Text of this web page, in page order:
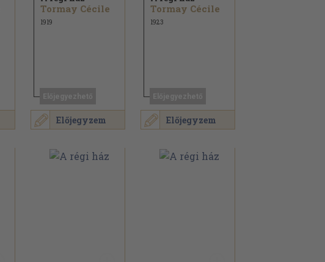
Előjegyzem
Tormay Cécile
1919
Előjegyzem
Tormay Cécile
1923